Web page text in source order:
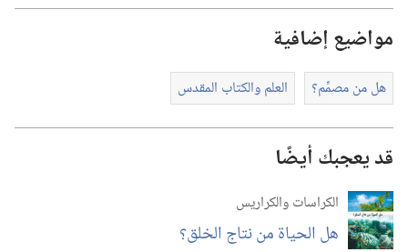
مواضيع إضافية
هل من مصمِّم؟‏ العلم والكتاب المقدس
قد يعجبك أيضًا
الكراسات والكراريس
هل الحياة من نتاج الخلق؟‏